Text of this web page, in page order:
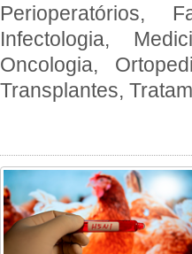
Perioperatórios,
Infectologia,
Oncologia,
Transplantes,